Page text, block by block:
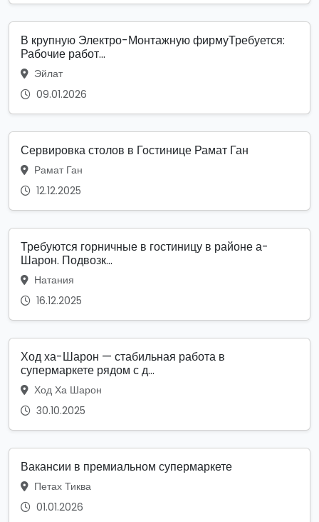
В крупную Электро-Монтажную фирмуТребуется:
Рабочие работ...
Эйлат
09.01.2026
Сервировка столов в Гостинице Рамат Ган
Рамат Ган
12.12.2025
Требуются горничные в гостиницу в районе а-
Шарон. Подвозк...
Натания
16.12.2025
Ход ха-Шарон — стабильная работа в
супермаркете рядом с д...
Ход Ха Шарон
30.10.2025
Вакансии в премиальном супермаркете
Петах Тиква
01.01.2026